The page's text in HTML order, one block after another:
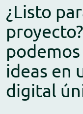
¿Listo
ideas en
digital